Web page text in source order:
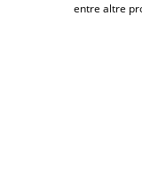
entre altre